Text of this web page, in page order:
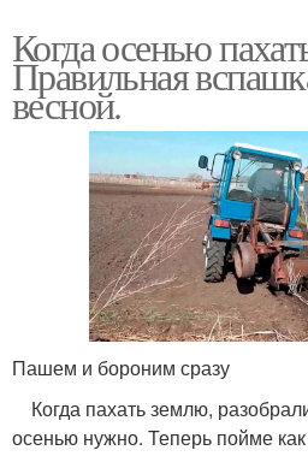
Когда осенью
Правильная
весной.
Пашем и бороним сразу
Когда пахать землю,
осенью нужно. Теперь пойме как